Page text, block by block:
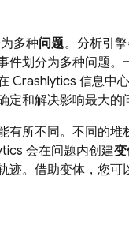
多种问题。分析引
件划分为多种问题
Crashlytics 信息中
和解决影响最大的
有所不同。不同的
会在问题内创建
迹。借助变体，您